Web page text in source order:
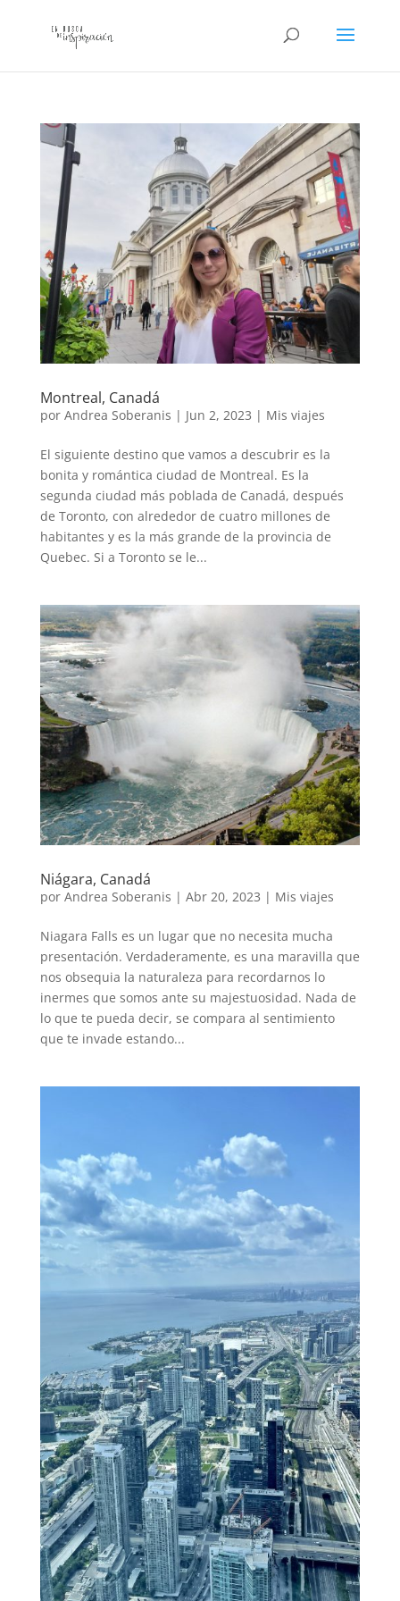
Montreal, Canadá
por Andrea Soberanis | Jun 2, 2023 | Mis viajes
El siguiente destino que vamos a descubrir es la
bonita y romántica ciudad de Montreal. Es la
segunda ciudad más poblada de Canadá, después
de Toronto, con alrededor de cuatro millones de
habitantes y es la más grande de la provincia de
Quebec. Si a Toronto se le...
Niágara, Canadá
por Andrea Soberanis | Abr 20, 2023 | Mis viajes
Niagara Falls es un lugar que no necesita mucha
presentación. Verdaderamente, es una maravilla que
nos obsequia la naturaleza para recordarnos lo
inermes que somos ante su majestuosidad. Nada de
lo que te pueda decir, se compara al sentimiento
que te invade estando...